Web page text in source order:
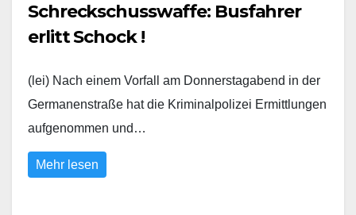
Schreckschusswaffe: Busfahrer
erlitt Schock !
(lei) Nach einem Vorfall am Donnerstagabend in der
Germanenstraße hat die Kriminalpolizei Ermittlungen
aufgenommen und…
Mehr lesen